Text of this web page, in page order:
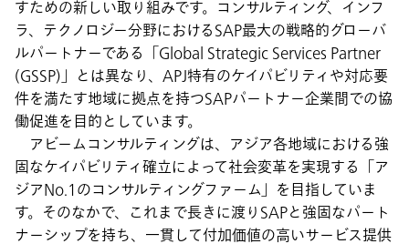
すための新しい取り組みです。コンサルティング、インフ
ラ、テクノロジー分野におけるSAP最大の戦略的グローバ
ルパートナーである「Global Strategic Services Partner
(GSSP)」とは異なり、APJ特有のケイパビリティや対応要
件を満たす地域に拠点を持つSAPパートナー企業間での協
働促進を目的としています。
アビームコンサルティングは、アジア各地域における強
固なケイパビリティ確立によって社会変革を実現する「ア
ジアNo.1のコンサルティングファーム」を目指していま
す。そのなかで、これまで長きに渡りSAPと強固なパート
ナーシップを持ち、一貫して付加価値の高いサービス提供